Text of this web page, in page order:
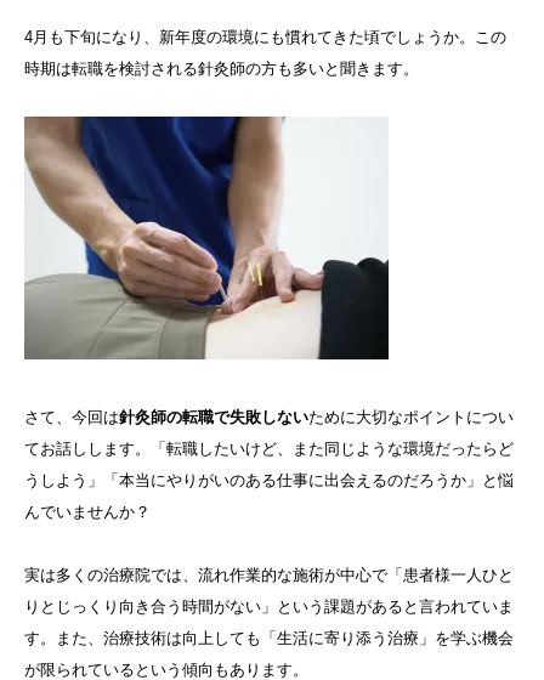
4月も下旬になり、新年度の環境にも慣れてきた頃でしょうか。この
時期は転職を検討される針灸師の方も多いと聞きます。
さて、今回は針灸師の転職で失敗しないために大切なポイントについ
てお話しします。「転職したいけど、また同じような環境だったらど
うしよう」「本当にやりがいのある仕事に出会えるのだろうか」と悩
んでいませんか？
実は多くの治療院では、流れ作業的な施術が中心で「患者様一人ひと
りとじっくり向き合う時間がない」という課題があると言われていま
す。また、治療技術は向上しても「生活に寄り添う治療」を学ぶ機会
が限られているという傾向もあります。